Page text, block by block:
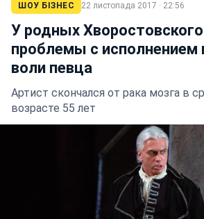
ШОУ БІЗНЕС 22 листопада 2017 · 22:56
У родных
проблемы с исполнением
воли певца
Артист скончался от рака мозга в
возрасте 55 лет